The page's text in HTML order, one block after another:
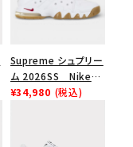
Supreme シュプリー
ム 2026SS Nike
SB Air Max 2 CB 94
ロー SP ホワイト
¥34,980 (税込)